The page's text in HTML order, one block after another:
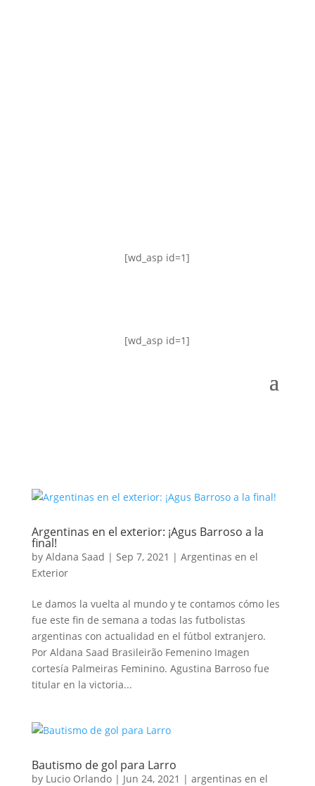
[wd_asp id=1]
[wd_asp id=1]
Argentinas en el exterior: ¡Agus Barroso a la
final!
by Aldana Saad | Sep 7, 2021 | Argentinas en el
Exterior
Le damos la vuelta al mundo y te contamos cómo les
fue este fin de semana a todas las futbolistas
argentinas con actualidad en el fútbol extranjero.
Por Aldana Saad Brasileirão Femenino Imagen
cortesía Palmeiras Feminino. Agustina Barroso fue
titular en la victoria...
Bautismo de gol para Larro
by Lucio Orlando| Jun 24, 2021 | argentinas en el